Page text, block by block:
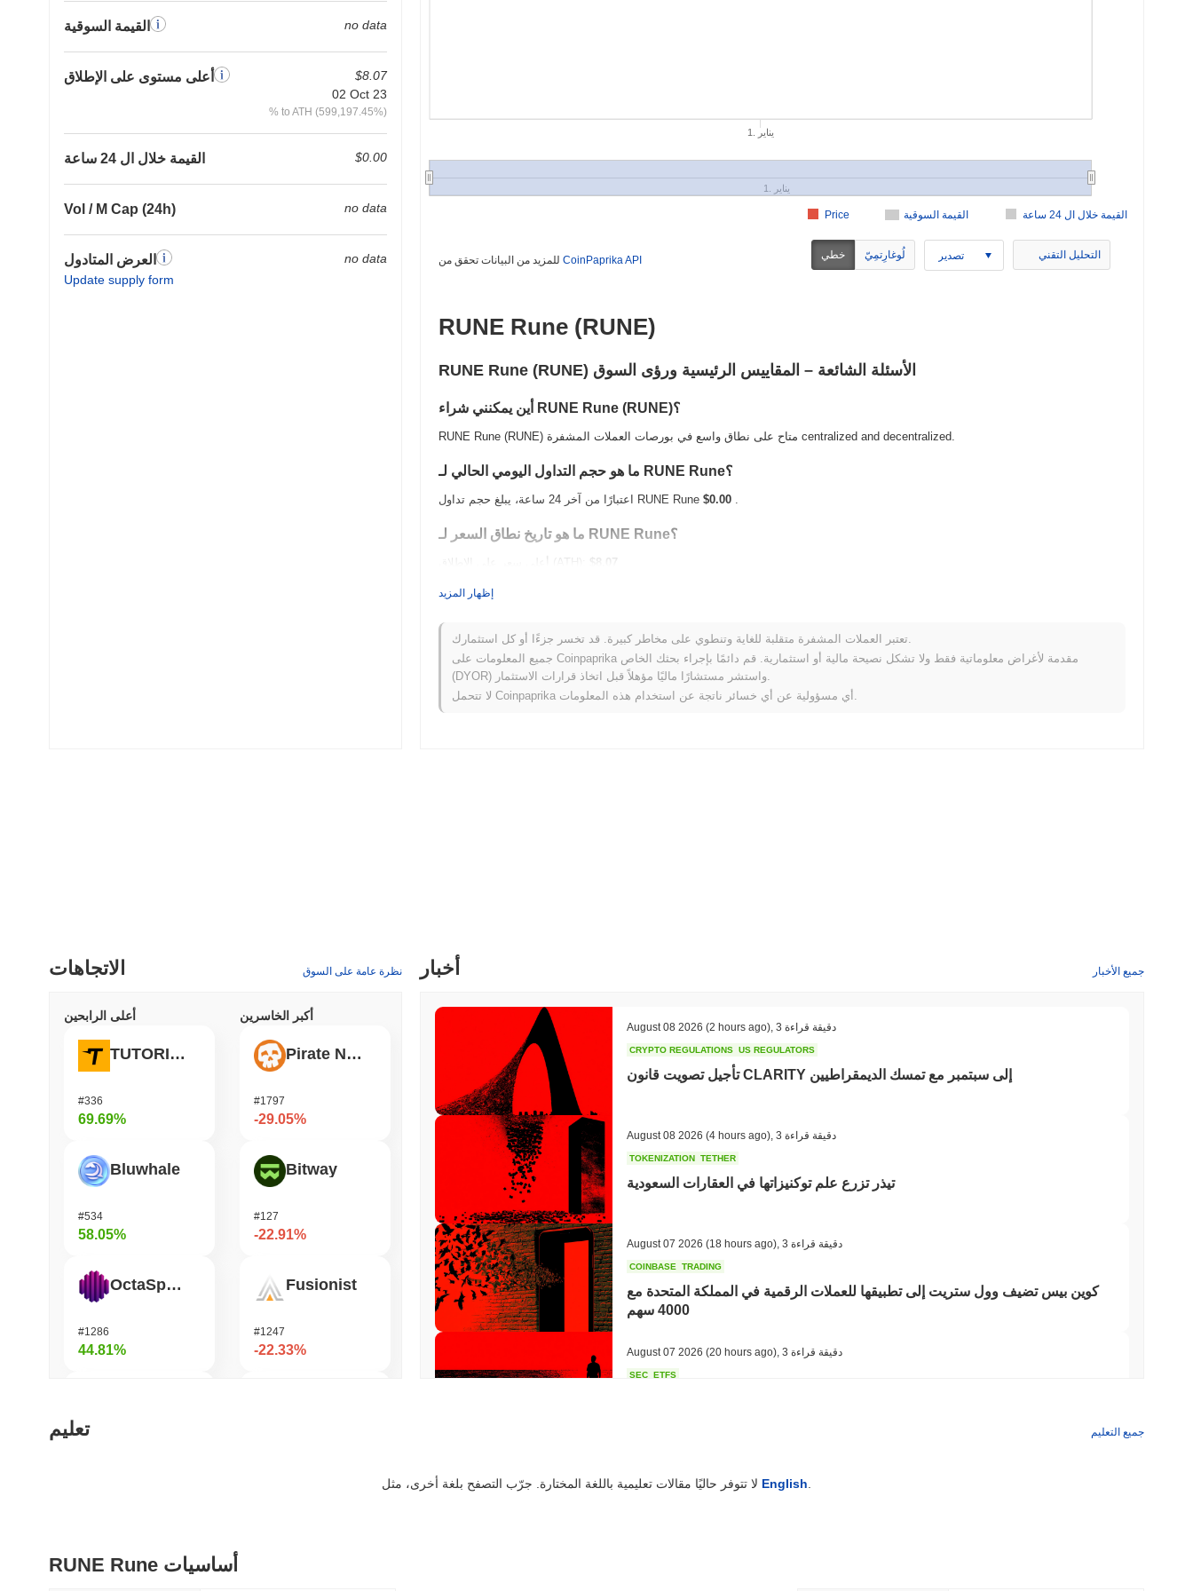
القيمة السوقية no data
أعلى مستوى على الإطلاق
$8.07
02 Oct 23
% to ATH (599,197.45%)
القيمة خلال ال 24 ساعة $0.00
Vol / M Cap (24h) no data
العرض المتادول
Update supply form
no data
القيمة السوقية القيمة خلال ال 24 ساعة Price
1. يناير
1. يناير
CoinPaprika API خطي لُوغارِتمِيّ تصدير التحليل التقني
RUNE Rune (RUNE)
RUNE Rune (RUNE) الأسئلة الشائعة – المقاييس الرئيسية ورؤى السوق
أين يمكنني شراء RUNE Rune (RUNE)؟
RUNE Rune (RUNE) متاح على نطاق واسع في بورصات العملات المشفرة centralized and decentralized.
ما هو حجم التداول اليومي الحالي لـ RUNE Rune؟
اعتبارًا من آخر 24 ساعة، يبلغ حجم تداول RUNE Rune $0.00 .
ما هو تاريخ نطاق السعر لـ RUNE Rune؟
أعلى سعر على الإطلاق (ATH):
$8.07
كيف يعمل RUNE Rune مقارنة بسوق العملات المشفرة الأوسع؟
، متأخرًا عن سوق العملات المشفرة بشكل عام الذي سجل مكاسب0.30%
. يشير هذا
إلى تأخر مؤقت في حركة سعر RUNE مقارنة بزخم السوق الأوسع.
إظهار المزيد
تعتبر العملات المشفرة متقلبة للغاية وتنطوي على مخاطر كبيرة. قد تخسر جزءًا أو كل استثمارك.
جميع المعلومات على Coinpaprika مقدمة لأغراض معلوماتية فقط ولا تشكل نصيحة مالية أو استثمارية. قم دائمًا بإجراء بحثك الخاص
الاتجاهات نظرة عامة على السوق
أعلى الرابحين
TUTORIAL
#336
69.69%
Bluwhale
#534
58.05%
OctaSpace
#1286
44.81%
#360
أكبر الخاسرين
Pirate Nation Token
#1797
-29.05%
Bitway
#127
-22.91%
Fusionist
#1247
-22.33%
أخبار جميع الأخبار
August 08 2026 (2 hours ago) 3 دقيقة قراءة
CRYPTO REGULATIONS US REGULATORS
تأجيل تصويت قانون CLARITY إلى سبتمبر مع تمسك الديمقراطيين
August 08 2026 (4 hours ago) 3 دقيقة قراءة
TOKENIZATION TETHER
تيذر تزرع علم توكنيزاتها في العقارات السعودية
August 07 2026 (18 hours ago) 3 دقيقة قراءة
COINBASE TRADING
كوين بيس تضيف وول ستريت إلى تطبيقها للعملات الرقمية في المملكة المتحدة مع
4000 سهم
August 07 2026 (20 hours ago) 3 دقيقة قراءة
SEC ETFS
CRYPTO REGULATIONS US REGULATORS
تعليم جميع التعليم
English
RUNE Rune أساسيات